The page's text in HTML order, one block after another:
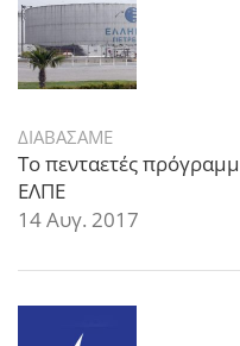
ΔΙΑΒΑΣΑΜΕ
Το πενταετές
ΕΛΠΕ
14 Αυγ. 2017